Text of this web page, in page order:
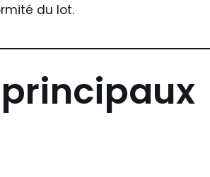
du lot.